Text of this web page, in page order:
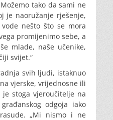
tako da sami ne
je naoružanje rješenje,
nešto što se mora
promijenimo sebe, a
mlade, naše učenike,
svijet.“
svih ljudi, istaknuo
vjerske, vrijednosne ili
je stoga vjeroučitelje na
odgoja iako
„Mi nismo i ne